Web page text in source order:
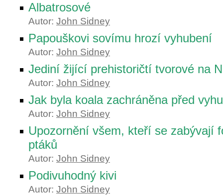
Albatrosové
Autor: John Sidney
Papouškovi sovímu hrozí vyhubení
Autor: John Sidney
Jediní žijící prehistoričtí tvorové na
Autor: John Sidney
Jak byla koala zachráněna před
Autor: John Sidney
Upozornění všem, kteří se zabývají
ptáků
Autor: John Sidney
Podivuhodný kivi
Autor: John Sidney